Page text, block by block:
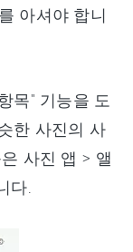
아셔야 합니
목" 기능을 도
한 사진의 사
사진 앱 > 앨
다.